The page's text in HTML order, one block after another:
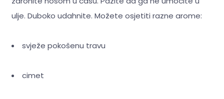
ulje. Duboko udahnite. Možete osjetiti razne arome:
svježe pokošenu travu
cimet